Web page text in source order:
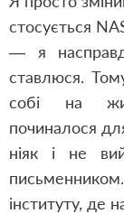
стосується
— я
ставлюся.
собі на
починалося
ніяк і не
інституту, де